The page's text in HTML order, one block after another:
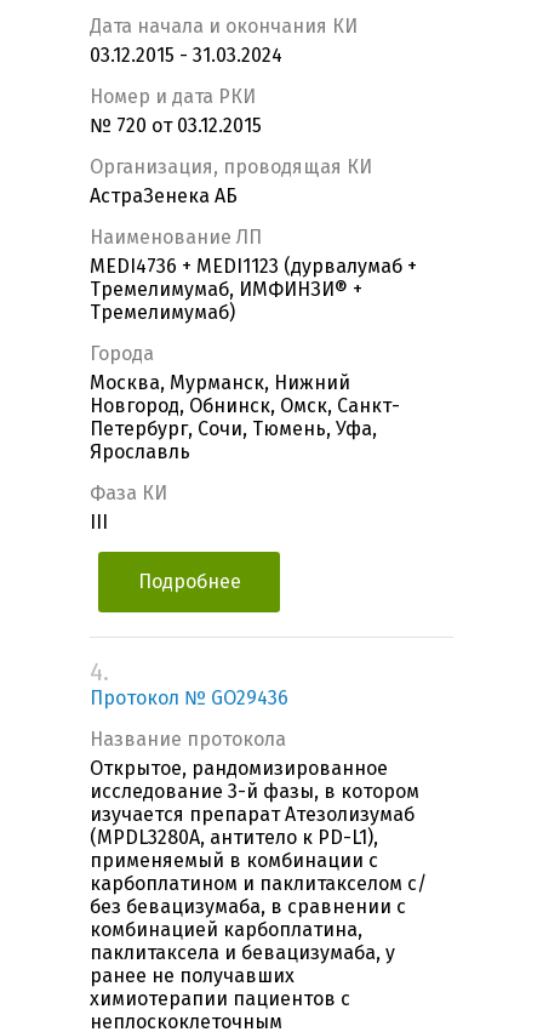
Дата начала и окончания КИ
03.12.2015 - 31.03.2024
Номер и дата РКИ
№ 720 от 03.12.2015
Организация, проводящая КИ
АстраЗенека АБ
Наименование ЛП
MEDI4736 + MEDI1123 (дурвалумаб +
Тремелимумаб, ИМФИНЗИ® +
Тремелимумаб)
Города
Москва, Мурманск, Нижний
Новгород, Обнинск, Омск, Санкт-
Петербург, Сочи, Тюмень, Уфа,
Ярославль
Фаза КИ
Подробнее
4.
Протокол № GO29436
Название протокола
Открытое, рандомизированное
исследование 3-й фазы, в котором
изучается препарат Атезолизумаб
(MPDL3280A, антитело к PD-L1),
применяемый в комбинации с
карбоплатином и паклитакселом с/
без бевацизумаба, в сравнении с
комбинацией карбоплатина,
паклитаксела и бевацизумаба, у
ранее не получавших
химиотерапии пациентов с
неплоскоклеточным